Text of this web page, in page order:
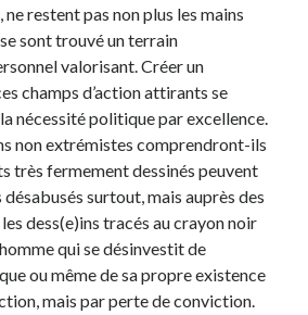
ne restent pas non plus les mains
sont trouvé un terrain
valorisant. Créer un
champs d’action attirants se
nécessité politique par excellence.
non extrémistes comprendront-ils
très fermement dessinés peuvent
surtout, mais auprès des
dess(e)ins tracés au crayon noir
qui se désinvestit de
ou même de sa propre existence
mais par perte de conviction.